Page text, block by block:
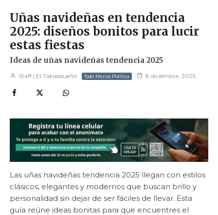
Uñas navideñas en tendencia
2025: diseños bonitos para lucir
estas fiestas
Ideas de uñas navideñas tendencia 2025
Staff | El Tabasqueño Todo Menos Política 8 diciembre, 2025
Las uñas navideñas tendencia 2025 llegan con estilos
clásicos, elegantes y modernos que buscan brillo y
personalidad sin dejar de ser fáciles de llevar. Esta
guía reúne ideas bonitas para que encuentres el